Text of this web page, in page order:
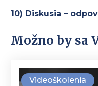
10) Diskusia –
Možno by sa
Videoškolenia